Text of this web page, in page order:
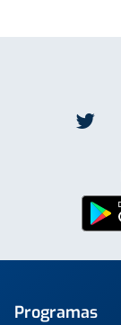
Programas